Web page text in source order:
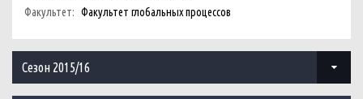
Факультет: Факультет глобальных процессов
Сезон 2015/16